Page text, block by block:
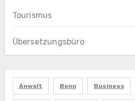
Tourismus
Übersetzungsbüro
Anwalt Bonn Business